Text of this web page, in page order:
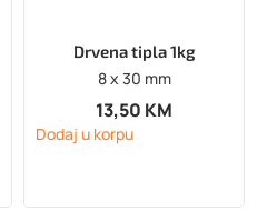
Drvena tipla 1kg
8 x 30 mm
13,50 KM
Dodaj u korpu